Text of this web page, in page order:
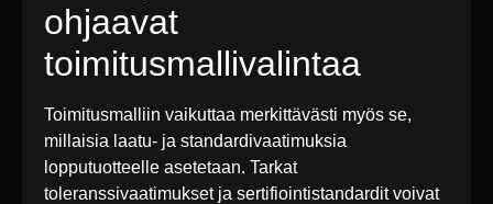
ohjaavat
toimitusmallivalintaa
Toimitusmalliin vaikuttaa merkittävästi myös se,
millaisia laatu- ja standardivaatimuksia
lopputuotteelle asetetaan. Tarkat
toleranssivaatimukset ja sertifiointistandardit voivat